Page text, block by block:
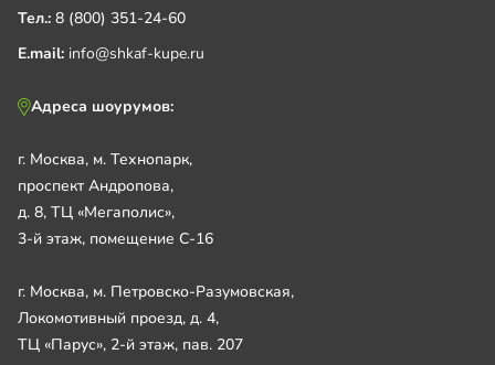
Тел.: 8 (800) 351-24-60
E.mail: info@shkaf-kupe.ru
Адреса шоурумов:
г. Москва, м. Технопарк,
проспект Андропова,
д. 8, ТЦ «Мегаполис»,
3-й этаж, помещение С-16
г. Москва, м. Петровско-Разумовская,
Локомотивный проезд, д. 4,
ТЦ «Парус», 2-й этаж, пав. 207